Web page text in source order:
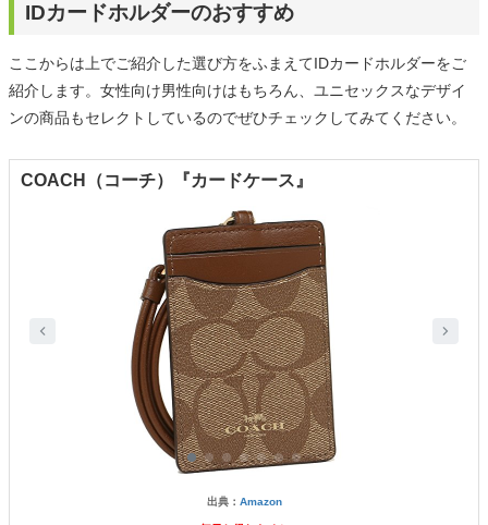
IDカードホルダーのおすすめ
ここからは上でご紹介した選び方をふまえてIDカードホルダーをご
紹介します。女性向け男性向けはもちろん、ユニセックスなデザイ
ンの商品もセレクトしているのでぜひチェックしてみてください。
COACH（コーチ）『カードケース』
出典： Amazon